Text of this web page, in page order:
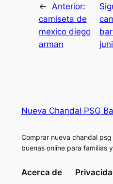
← Anterior:
camiseta de
mexico diego
arman
Nueva Chandal PSG
Comprar nueva chandal
buenas online para familias
Acerca de